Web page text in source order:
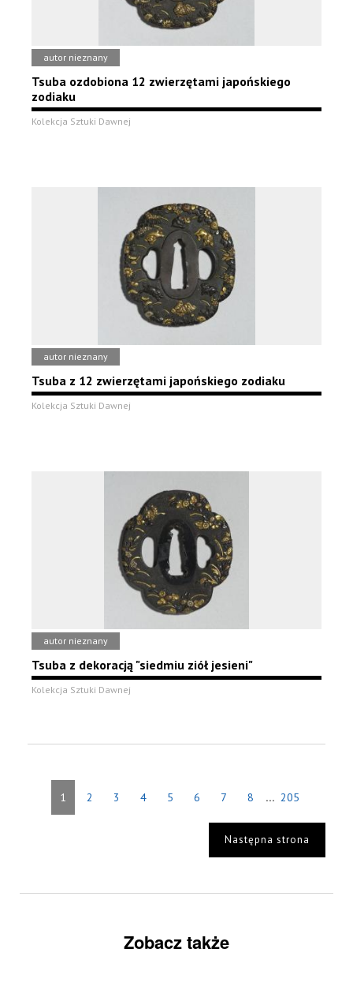
autor nieznany
Tsuba ozdobiona 12 zwierzętami japońskiego
zodiaku
Kolekcja Sztuki Dawnej
autor nieznany
Tsuba z 12 zwierzętami japońskiego zodiaku
Kolekcja Sztuki Dawnej
autor nieznany
Tsuba z dekoracją "siedmiu ziół jesieni"
Kolekcja Sztuki Dawnej
1 2 3 4 5 6 7 8 ... 205
Następna strona
Zobacz także